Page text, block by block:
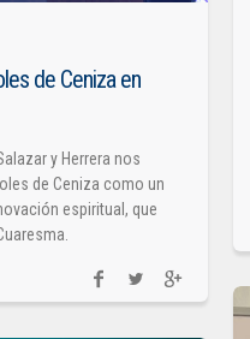
de Ceniza en
y Herrera nos
de Ceniza como un
espiritual, que